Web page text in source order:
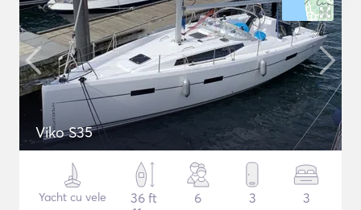
Viko S35
Yacht cu vele
36 ft
6 3 3